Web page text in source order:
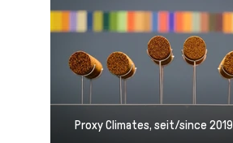
Proxy Climates, seit/since 2019